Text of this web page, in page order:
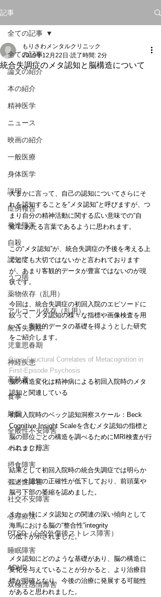
記事
全ての記事
論文の紹介
本の紹介
精神医学
ニュース
映画の紹介
一般医療
身体医学
説明
症例報告
発達障害
自殺
認知症
うつ病
薬物依存（乱用）
アルコール依存（乱用）
統合失調症
児童思春期
神経疾患
高齢者
食事
妊娠
全般性不安障害
パニック障害
摂食障害
強迫性障害
社交不安障害
心理療法
PTSD（心的外傷後ストレス障害）
睡眠障害
ADHD
双極性感情障害
全ての記事
統合失調症のメタ認知と脳構造について
もりさわメンタルクリニック
2019年12月22日 読了時間: 2分
大まかに言って、自己の認知についてさらにそ
れを認知することを“メタ認知”と呼びますが、つ
まり自分の精神活動に関する広い意味での“自
覚”にあたる言葉であるように思われます。
この“メタ認知”が、統合失調症の予後を考える上
でとても大切ではないかと言われております
が、あまり客観的データが豊富ではないのが現
状です。
今回は、統合失調症の初回入院のエピソードに
絞って、メタ認知の様々な指標や画像検査を用
いて、客観的データの基礎を得ようとした研究
をご紹介します。
Brain Structural Correlates of Metacognition in
First-Episode Psychosis
脳の構造変化は精神病による初回入院時のメタ
認知と関連している
初回入院時のベック認知洞察スケール：Beck
Cognitive Insight Scaleを含むメタ認知の指標と
脳の部位ごとの構造を調べるためにMRI検査が行
われました。
結果として初回入院時の統合失調症では明らか
にメタ認知の正確性が低下しており、前頭葉や
脳弓下部の萎縮を認めました。
また、特にメタ認知との関連の深い傾向として
海馬における脳の“整合性”integrity
の低下が示されました。
メタ認知にどのような基礎があり、脳の構造に
変化を与えていることが分かると、より治療目
標が明確となり、今後の治療に発展する可能性
があると思われました。